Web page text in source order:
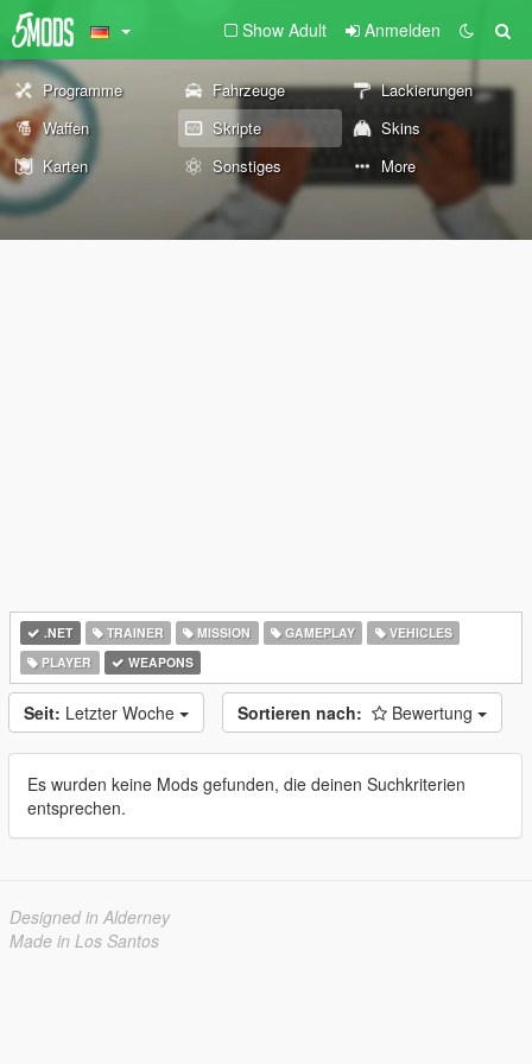
Show Adult Anmelden
Programme Fahrzeuge
Lackierungen
Waffen
Skripte
Skins
Karten
Sonstiges More
.NET TRAINER MISSION GAMEPLAY
VEHICLES
PLAYER
WEAPONS
Seit: Letzter Woche Sortieren nach: Bewertung
Es wurden keine Mods gefunden, die deinen Suchkriterien
entsprechen.
Designed in Alderney
Made in Los Santos